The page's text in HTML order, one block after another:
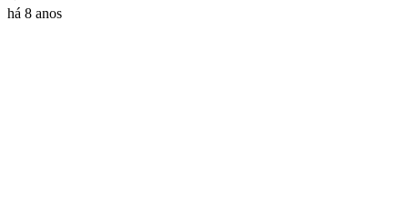
há 8 anos